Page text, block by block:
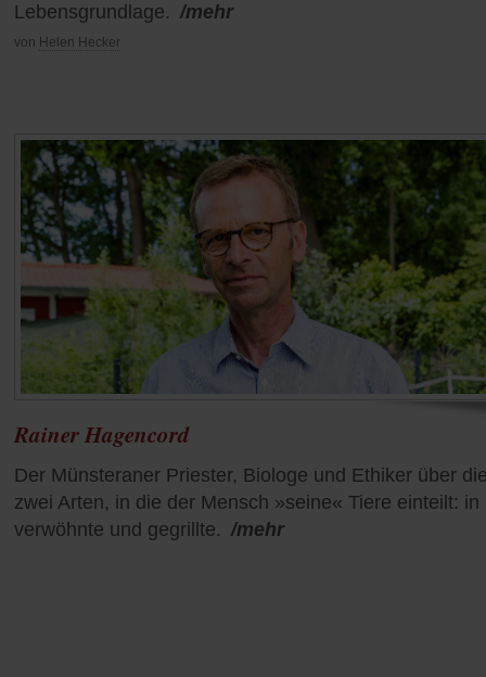
Lebensgrundlage. /mehr
von Helen Hecker
Rainer Hagencord
Der Münsteraner Priester, Biologe und Ethiker über
zwei Arten, in die der Mensch »seine« Tiere einteilt: in
verwöhnte und gegrillte. /mehr